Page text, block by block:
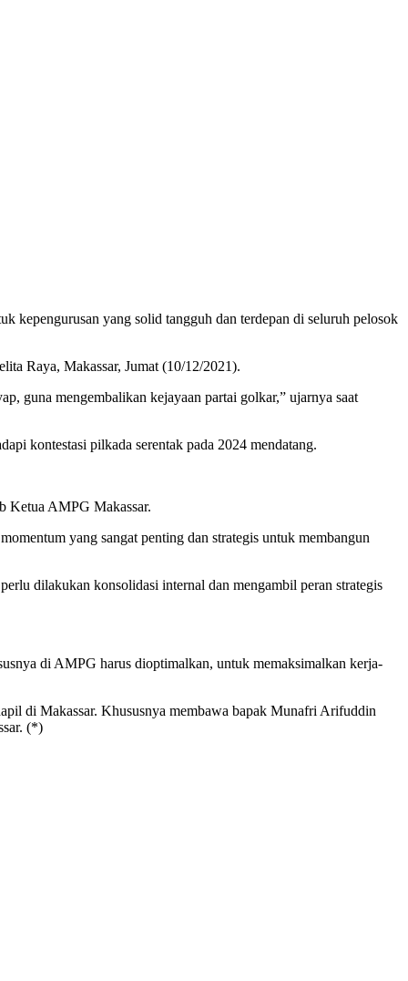
yang solid tangguh dan terdepan di seluruh pelosok
Raya, Makassar, Jumat (10/12/2021).
guna mengembalikan kejayaan partai golkar,” ujarnya saat
kontestasi pilkada serentak pada 2024 mendatang.
Ketua AMPG Makassar.
yang sangat penting dan strategis untuk membangun
dilakukan konsolidasi internal dan mengambil peran strategis
di AMPG harus dioptimalkan, untuk memaksimalkan kerja-
di Makassar. Khususnya membawa bapak Munafri Arifuddin
(*)